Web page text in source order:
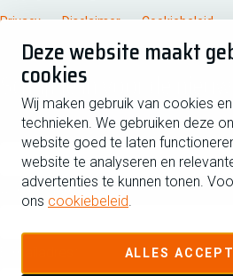
Deze website maakt
cookies
Wij maken gebruik van cookies
technieken. We gebruiken deze
website goed te laten
website te analyseren en
advertenties te kunnen tonen.
ons cookiebeleid.
ALLES
Privacy Disclaimer Cookiebeleid
Schrijf je in voor de
Voornaam
Achternaam